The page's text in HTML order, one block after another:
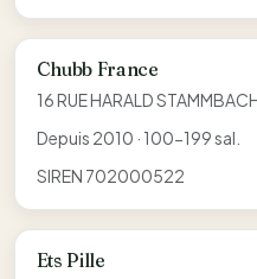
Chubb France
16 RUE HARALD
Depuis 2010 · 100-199 sal.
SIREN 702000522
Ets Pille